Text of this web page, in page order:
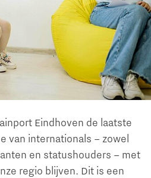
Eindhoven de laatste
van internationals – zowel
en statushouders – met
regio blijven. Dit is een